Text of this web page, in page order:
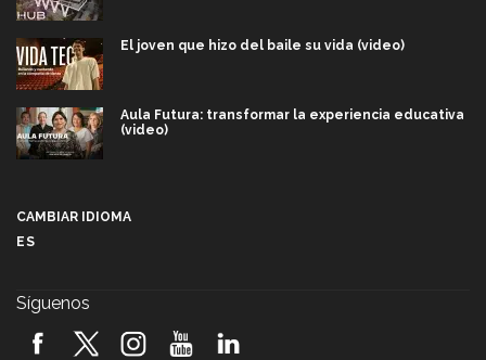
El joven que hizo del baile su vida (video)
Aula Futura: transformar la experiencia educativa
(video)
2026! (video)
CAMBIAR IDIOMA
ES
Síguenos